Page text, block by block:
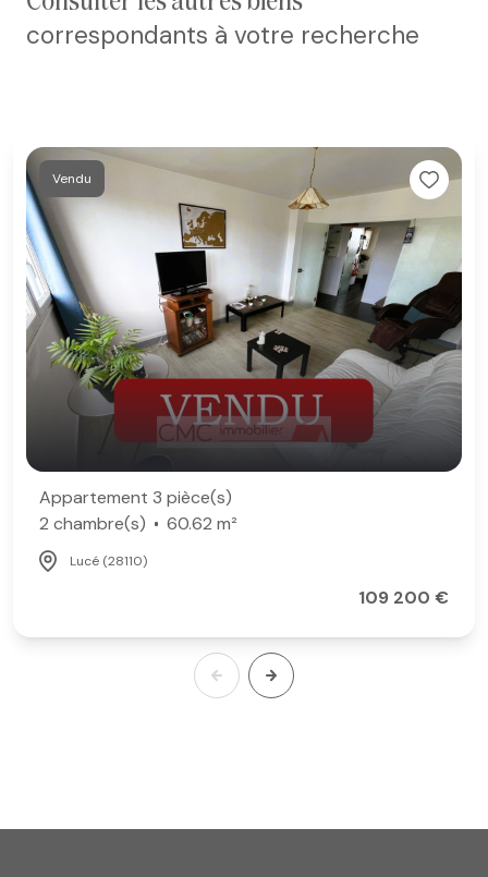
correspondants à votre recherche
Vendu
Appartement 3 pièce(s)
2 chambre(s)
60.62 m²
Lucé (28110)
109 200 €